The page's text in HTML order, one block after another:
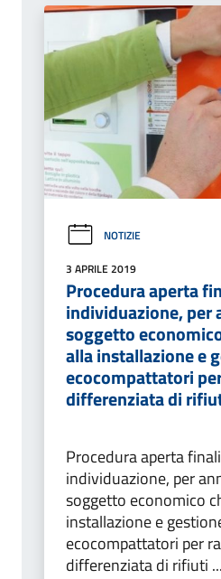
NOTIZIE
3 APRILE 2019
Procedura aperta
individuazione, per
soggetto
alla installazione e
ecocompattatori
differenziata di
Procedura aperta
individuazione, per
soggetto economico
installazione e
ecocompattatori per
differenziata di rifiuti